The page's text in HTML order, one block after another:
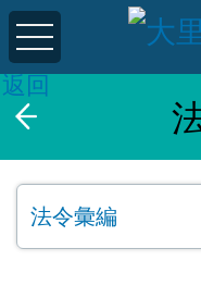
返回
法令彙編